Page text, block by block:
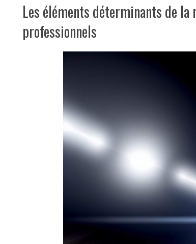
Les éléments déterminants de
professionnels